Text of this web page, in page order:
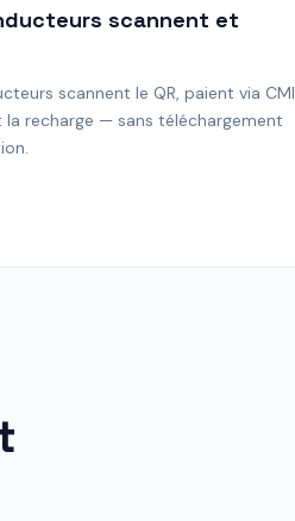
scannent et
scannent le QR, paient via CMI
la recharge — sans téléchargement